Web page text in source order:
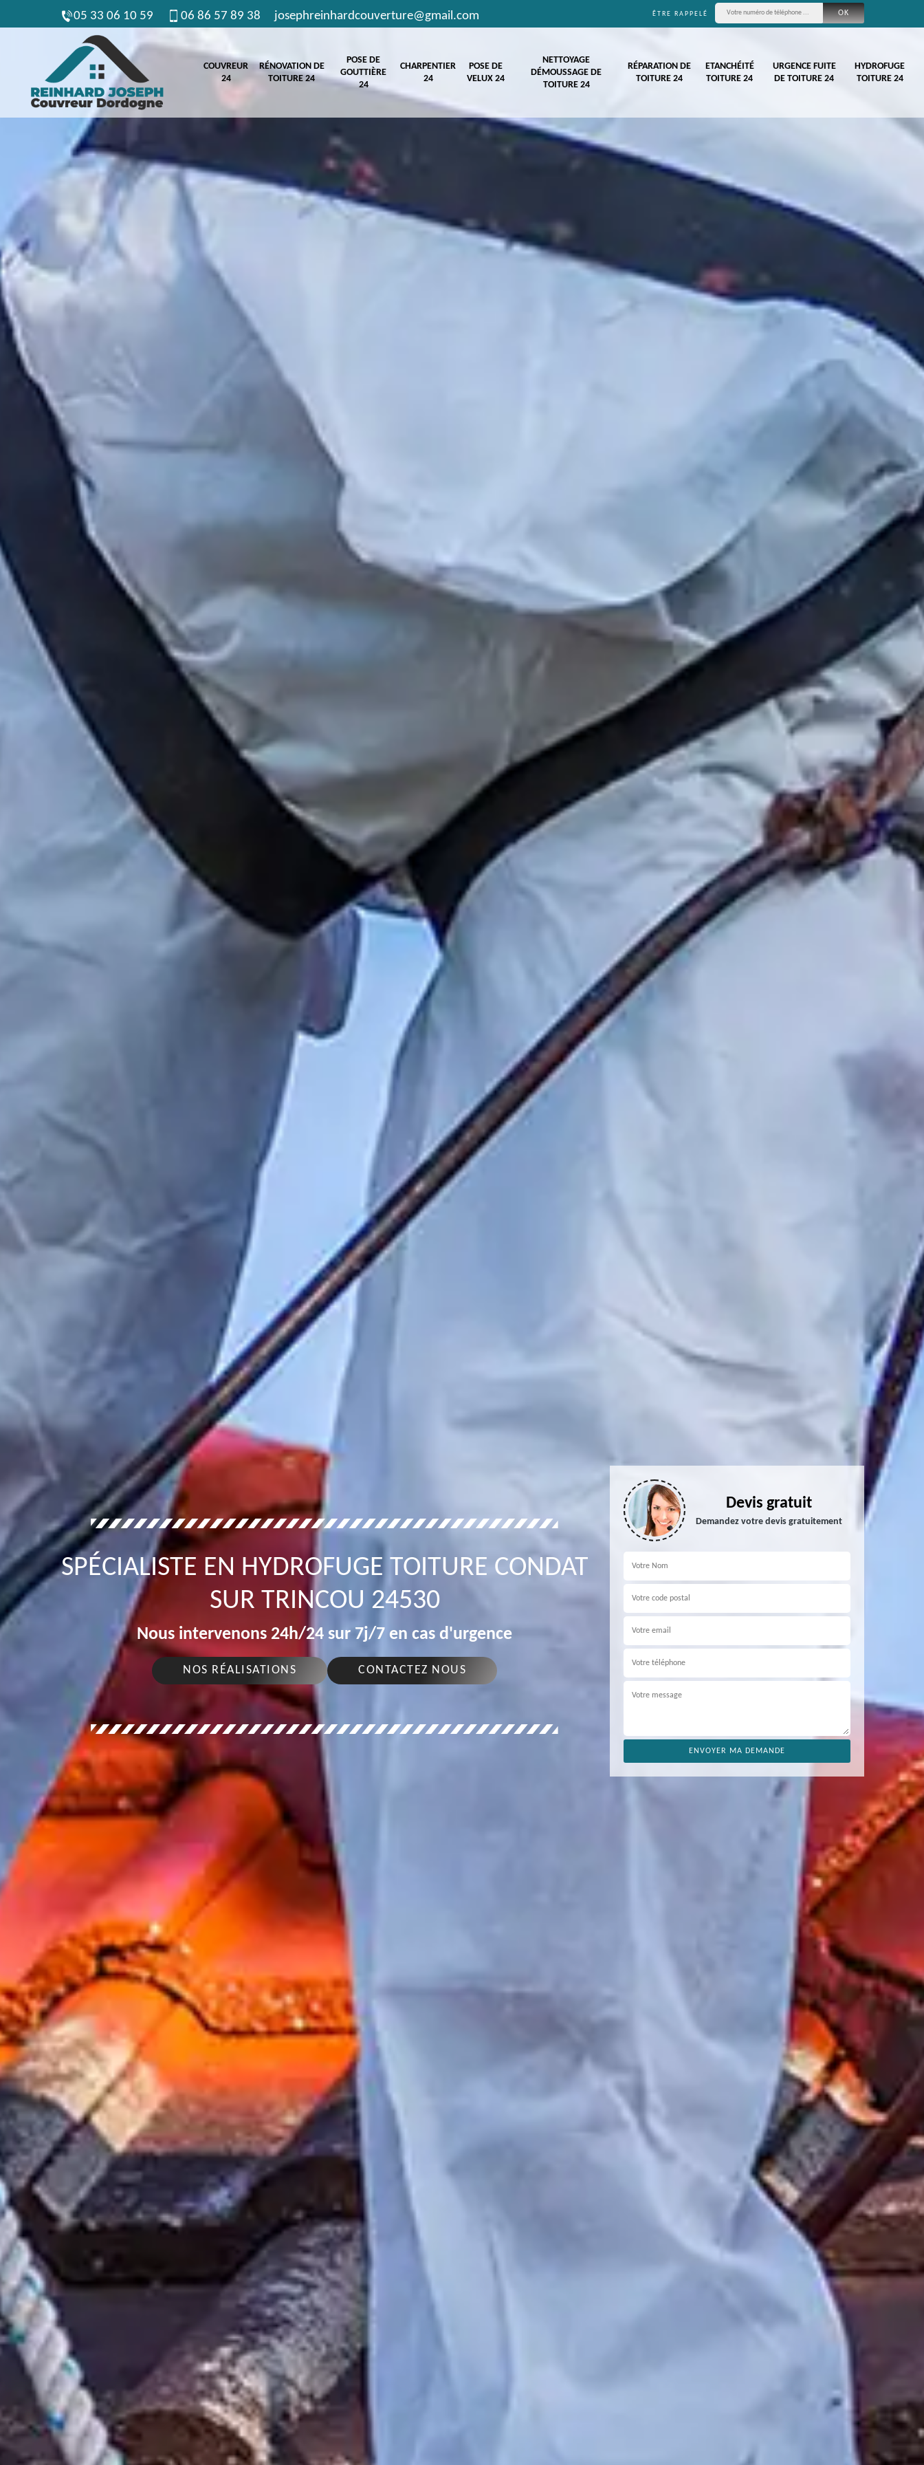
05 33 06 10 59 06 86 57 89 38 josephreinhardcouverture@gmail.com ÊTRE RAPPELÉ
COUVREUR
24
RÉNOVATION DE
TOITURE 24
POSE DE
GOUTTIÈRE
24
CHARPENTIER
24
POSE DE
VELUX 24
NETTOYAGE
DÉMOUSSAGE DE
TOITURE 24
RÉPARATION DE
TOITURE 24
ETANCHÉITÉ
TOITURE 24
URGENCE FUITE
DE TOITURE 24
HYDROFUGE
TOITURE 24
SPÉCIALISTE EN HYDROFUGE TOITURE CONDAT
SUR TRINCOU 24530
Nous intervenons 24h/24 sur 7j/7 en cas d'urgence
NOS RÉALISATIONS CONTACTEZ NOUS
Devis gratuit
Demandez votre devis gratuitement